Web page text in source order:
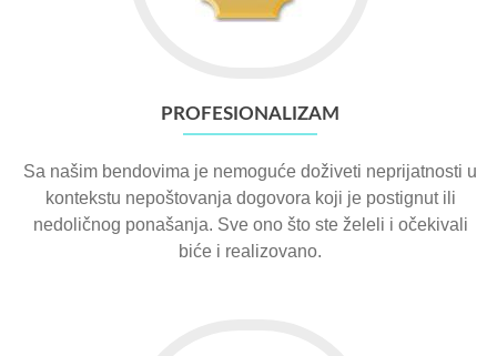
PROFESIONALIZAM
Sa našim bendovima je nemoguće doživeti neprijatnosti u
kontekstu nepoštovanja dogovora koji je postignut ili
nedoličnog ponašanja. Sve ono što ste želeli i očekivali
biće i realizovano.